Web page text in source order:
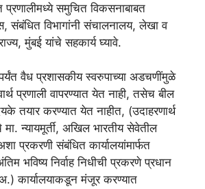
प्रणालीमध्ये समुचित विकसनाबाबत
संबंधित विभागांनी संचालनालय, लेखा व
मुंबई यांचे सहकार्य घ्यावे.
वैध प्रशासकीय स्वरुपाच्या अडचणींमुळे
प्रणाली वापरण्यात येत नाही, तसेच बील
तयार करण्यात येत नाहीत, (उदाहरणार्थ
मा. न्यायमूर्ती, अखिल भारतीय सेवेतील
प्रकरणी संबंधित कार्यालयांमार्फत
भविष्य निर्वाह निधीची प्रकरणे प्रधान
कार्यालयाकडून मंजूर करण्यात